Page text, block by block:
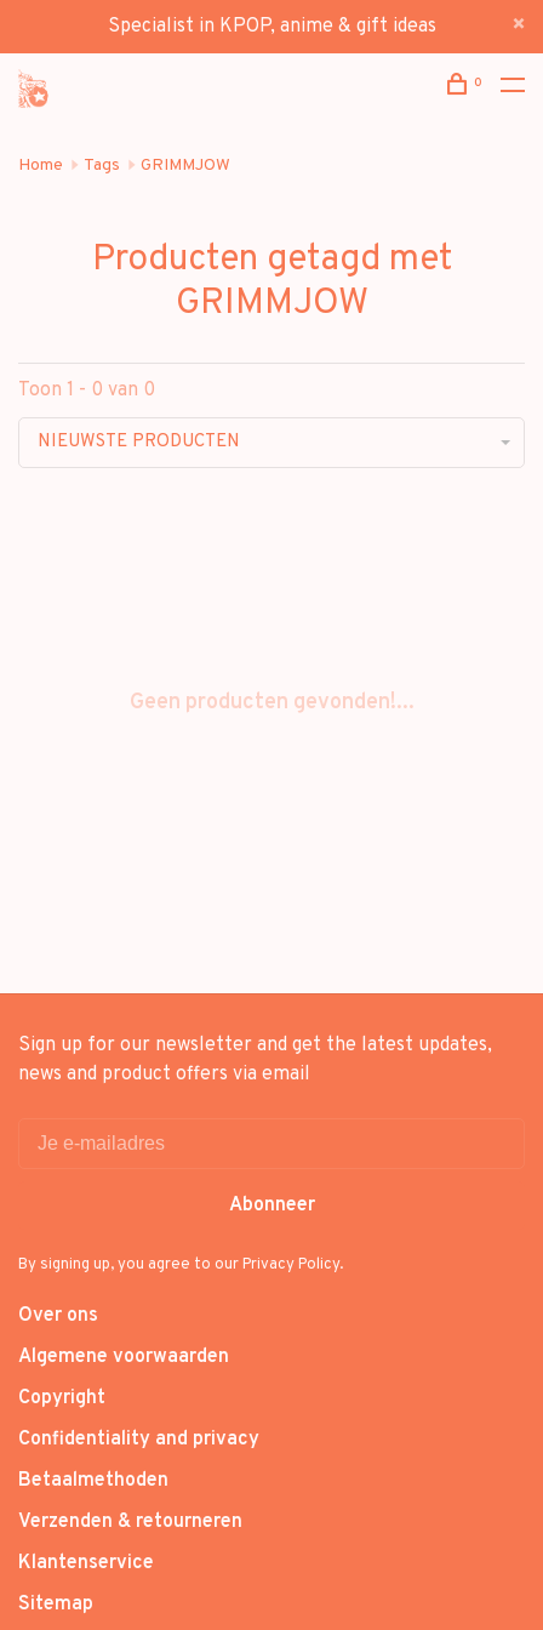
Specialist in KPOP, anime & gift ideas
0
Home Tags GRIMMJOW
Producten getagd met
GRIMMJOW
Toon 1 - 0 van 0
NIEUWSTE PRODUCTEN
Geen producten gevonden!...
Sign up for our newsletter and get the latest updates,
news and product offers via email
Abonneer
By signing up, you agree to our Privacy Policy.
Over ons
Algemene voorwaarden
Copyright
Confidentiality and privacy
Betaalmethoden
Verzenden & retourneren
Klantenservice
Sitemap